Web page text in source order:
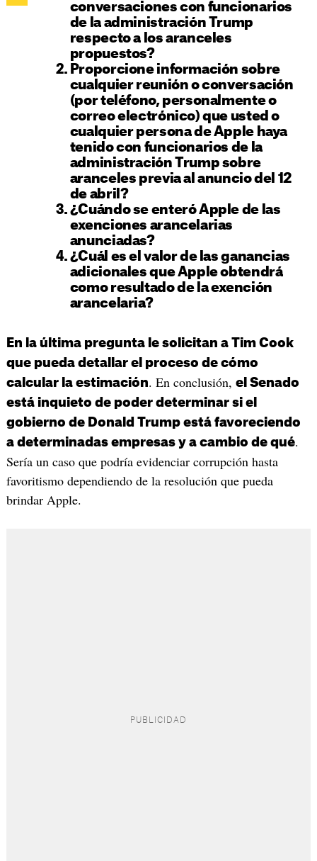
conversaciones con funcionarios
de la administración Trump
respecto a los aranceles
propuestos?
Proporcione información sobre
cualquier reunión o conversación
(por teléfono, personalmente o
correo electrónico) que usted o
cualquier persona de Apple haya
tenido con funcionarios de la
administración Trump sobre
aranceles previa al anuncio del 12
de abril?
¿Cuándo se enteró Apple de las
exenciones arancelarias
anunciadas?
¿Cuál es el valor de las ganancias
adicionales que Apple obtendrá
como resultado de la exención
arancelaria?
En la última pregunta le solicitan a Tim Cook
que pueda detallar el proceso de cómo
calcular la estimación. En conclusión, el Senado
está inquieto de poder determinar si el
gobierno de Donald Trump está favoreciendo
a determinadas empresas y a cambio de qué.
Sería un caso que podría evidenciar corrupción hasta
favoritismo dependiendo de la resolución que pueda
brindar Apple.